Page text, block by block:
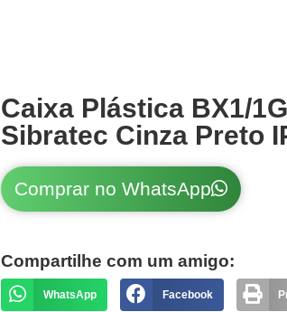
Caixa Plástica BX1/
Sibratec Cinza Preto
Comprar no WhatsApp
Compartilhe com um amigo:
WhatsApp Facebook